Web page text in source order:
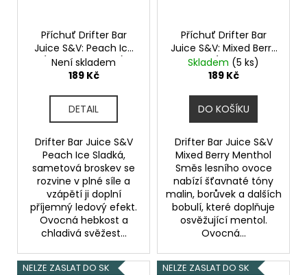
Příchuť Drifter Bar
Juice S&V: Peach Ice
(Ledová broskev)
6,0ml
Není skladem
189 Kč
DETAIL
Drifter Bar Juice S&V
Peach Ice Sladká,
sametová broskev se
rozvine v plné síle a
vzápětí ji doplní
příjemný ledový efekt.
Ovocná hebkost a
chladivá svěžest...
Příchuť Drifter Bar
Juice S&V: Mixed Berry
Menthol (Lesní ovoce
a mentol) 6,0ml
Skladem (5 ks)
189 Kč
DO KOŠÍKU
Drifter Bar Juice S&V
Mixed Berry Menthol
Směs lesního ovoce
nabízí šťavnaté tóny
malin, borůvek a dalších
bobulí, které doplňuje
osvěžující mentol.
Ovocná...
NELZE ZASLAT DO SK NELZE ZASLAT DO SK